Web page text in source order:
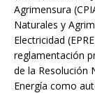
Agrimensura
Naturales y
Electricidad
reglamentación
de la Resolución
Energía como